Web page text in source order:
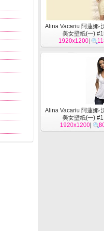
Alina Vacariu 阿蓮娜·
美女壁紙(一)
1920x1200
Alina Vacariu 阿蓮娜·
美女壁紙(一)
1920x1200